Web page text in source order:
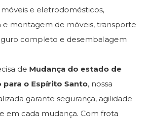
e eletrodomésticos,
montagem de móveis, transporte
completo e desembalagem
de Mudança do estado de
para o Espírito Santo, nossa
garante segurança, agilidade
em cada mudança. Com frota